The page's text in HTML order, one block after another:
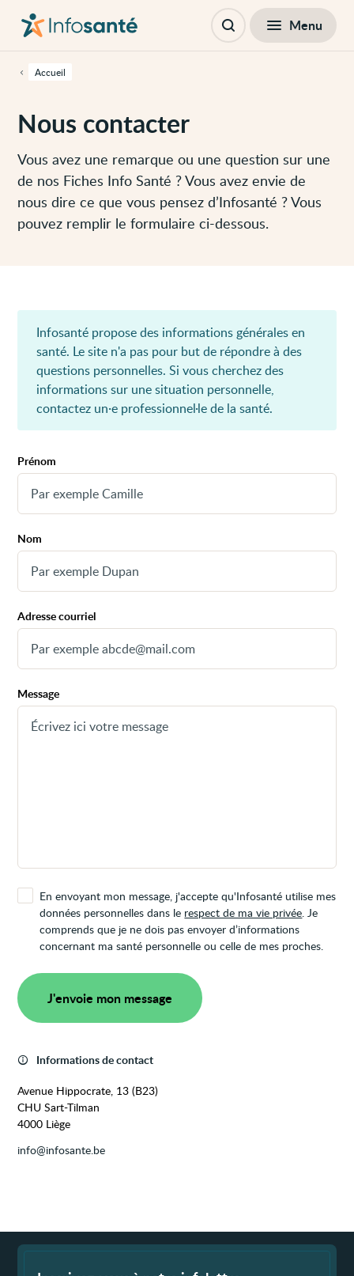
contenu
cette
navigation
Passer
outils
d'accessibilité
Nous contacter
Vous avez une remarque ou une question sur une
de nos Fiches Info Santé ? Vous avez envie de
nous dire ce que vous pensez d’Infosanté ? Vous
pouvez remplir le formulaire ci-dessous.
Accueil
principale
Ouvrir Menu
Infosanté propose des informations générales en
santé. Le site n'a pas pour but de répondre à des
questions personnelles. Si vous cherchez des
informations sur une situation personnelle,
contactez un·e professionnel·le de la santé.
Formulaire
de
contact
Prénom
Nom
Adresse courriel
Message
En envoyant mon message, j'accepte qu'Infosanté utilise mes
données personnelles dans le respect de ma vie privée. Je
comprends que je ne dois pas envoyer d’informations
concernant ma santé personnelle ou celle de mes proches.
J'envoie mon message
Informations de contact
Avenue Hippocrate, 13 (B23)
CHU Sart-Tilman
4000 Liège
info@infosante.be